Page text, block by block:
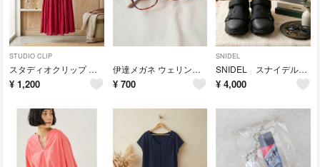
STUDIO CLIP
スタディオクリップ ギャザーロングスカート 赤 レッド ウエストゴム
¥ 1,200
伊達メガネ ウェリントン べっ甲柄 クリアレンズ サングラス 男女兼用
¥ 700
SNIDEL
SNIDEL スナイデル スニーカーソールショートブーツ ブラック×ブラック
¥ 4,000